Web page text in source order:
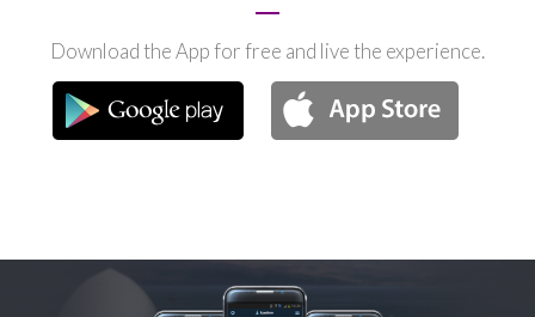
Download the App for free and live the experience.